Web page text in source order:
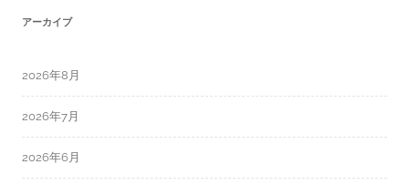
アーカイブ
2026年8月
2026年7月
2026年6月